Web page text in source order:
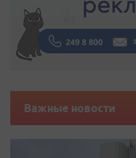
Важные новости